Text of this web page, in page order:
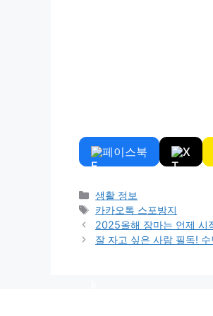
페이스북 X
Categories
생활 정보
Tags
카카오톡 스포방지
2025올해 장마는 언제 시
잘 자고 싶은 사람 필독!